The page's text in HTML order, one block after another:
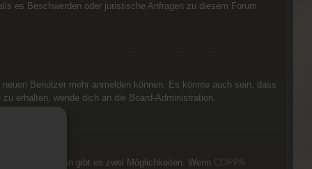
es Beschwerden oder juristische Anfragen zu diesem Forum
Benutzer mehr anmelden können. Es könnte auch sein, dass
erhalten, wende dich an die Board-Administration.
stimmen, dann gibt es zwei Möglichkeiten. Wenn COPPA